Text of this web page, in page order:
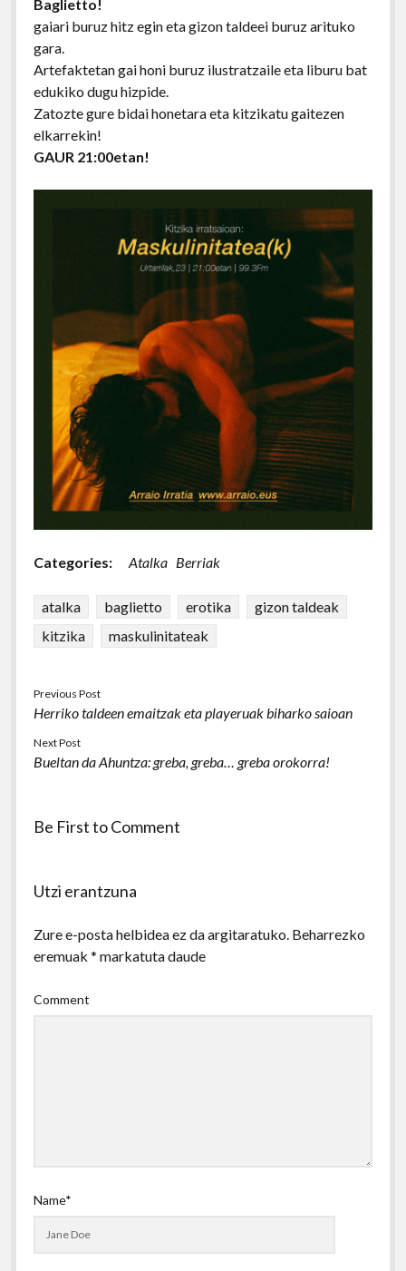
Baglietto!
gaiari buruz hitz egin eta gizon taldeei buruz arituko
gara.
Artefaktetan gai honi buruz ilustratzaile eta liburu bat
edukiko dugu hizpide.
Zatozte gure bidai honetara eta kitzikatu gaitezen
elkarrekin!
GAUR 21:00etan!
Categories: Atalka Berriak
atalka baglietto erotika
gizon taldeak
kitzika
maskulinitateak
Previous Post
Herriko taldeen emaitzak eta playeruak biharko saioan
Next Post
Bueltan da Ahuntza: greba, greba… greba orokorra!
Be First to Comment
Utzi erantzuna
Zure e-posta helbidea ez da argitaratuko. Beharrezko
eremuak * markatuta daude
Comment
Name*